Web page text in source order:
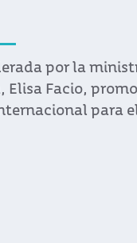
el sector
Luis Lacalle
edición de la